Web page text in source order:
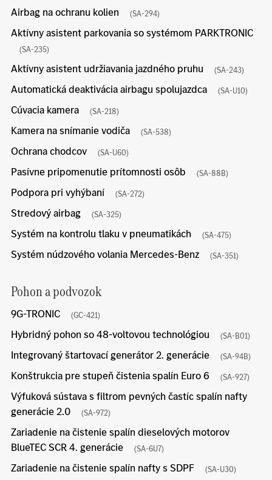
Airbag na ochranu kolien (SA-294)
Aktívny asistent parkovania so systémom PARKTRONIC
(SA-235)
Aktívny asistent udržiavania jazdného pruhu (SA-243)
Automatická deaktivácia airbagu spolujazdca (SA-U10)
Cúvacia kamera (SA-218)
Kamera na snímanie vodiča (SA-538)
Ochrana chodcov (SA-U60)
Pasívne pripomenutie prítomnosti osôb (SA-88B)
Podpora pri vyhýbaní (SA-272)
Stredový airbag (SA-325)
Systém na kontrolu tlaku v pneumatikách (SA-475)
Systém núdzového volania Mercedes-Benz (SA-351)
Pohon a podvozok
9G-TRONIC (GC-421)
Hybridný pohon so 48-voltovou technológiou (SA-B01)
Integrovaný štartovací generátor 2. generácie (SA-94B)
Konštrukcia pre stupeň čistenia spalín Euro 6 (SA-927)
Výfuková sústava s filtrom pevných častíc spalín nafty
generácie 2.0
(SA-972)
Zariadenie na čistenie spalín dieselových motorov
BlueTEC SCR 4. generácie
(SA-6U7)
Zariadenie na čistenie spalín nafty s SDPF (SA-U30)